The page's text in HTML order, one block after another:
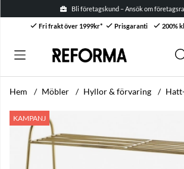
Bli företagskund – Ansök om
Fri frakt över 1999kr* Prisgaranti 200%
Hem Möbler Hyllor & förvaring
KAMPANJ
Produktbilder Skohylla 'Gala' L - Mässing